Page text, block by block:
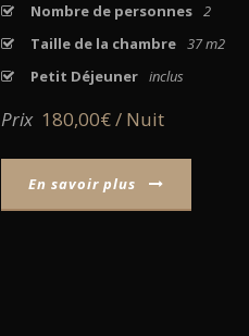
Nombre de personnes 2
Taille de la chambre 37 m2
Petit Déjeuner inclus
Prix 180,00€ / Nuit
En savoir plus